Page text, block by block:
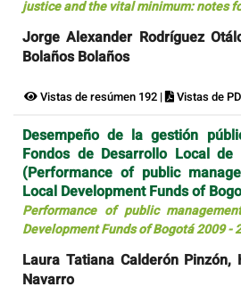
justice and the vital minimum: notes
Jorge Alexander Rodríguez
Bolaños Bolaños
Vistas de resúmen 192 | Vistas de
Desempeño de la gestión
Fondos de Desarrollo Local
(Performance of public
Local Development Funds of
Performance of public
Development Funds of Bogotá 2009 -
Laura Tatiana Calderón Pinzón,
Navarro